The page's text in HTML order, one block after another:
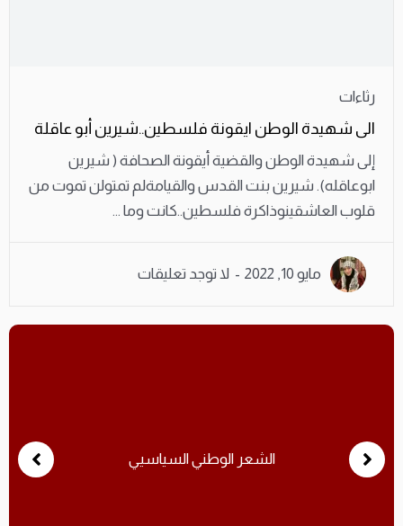
رثاءات
الى شهيدة الوطن ايقونة فلسطين..شيرين أبو عاقلة
إلى شهيدة الوطن والقضية أيقونة الصحافة ( شيرين
ابوعاقله). شيرين بنت القدس والقيامةلم تمتولن تموت من
قلوب العاشقينوذاكرة فلسطين..كانت وما ...
مايو 10, 2022 لا توجد تعليقات
الشعر الوطني السياسيي